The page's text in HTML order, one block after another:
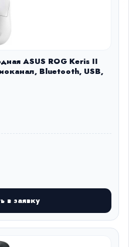
ASUS ROG Keris II
Bluetooth, USB,
в заявку